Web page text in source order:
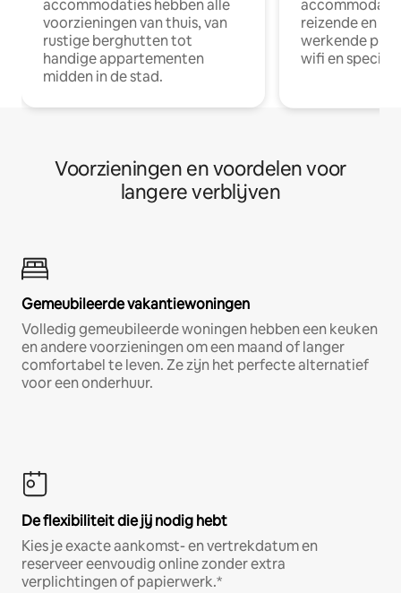
accommodaties hebben alle
voorzieningen van thuis, van
rustige berghutten tot
handige appartementen
midden in de stad.
reizende en
werkende
wifi en
Voorzieningen en voordelen voor
langere verblijven
Gemeubileerde vakantiewoningen
Volledig gemeubileerde woningen hebben een keuken
en andere voorzieningen om een maand of langer
comfortabel te leven. Ze zijn het perfecte alternatief
voor een onderhuur.
De flexibiliteit die jij nodig hebt
Kies je exacte aankomst- en vertrekdatum en
reserveer eenvoudig online zonder extra
verplichtingen of papierwerk.*